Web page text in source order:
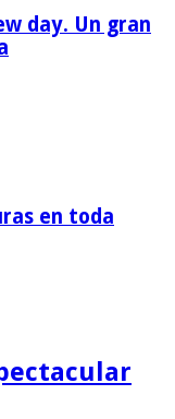
day. Un gran
en toda